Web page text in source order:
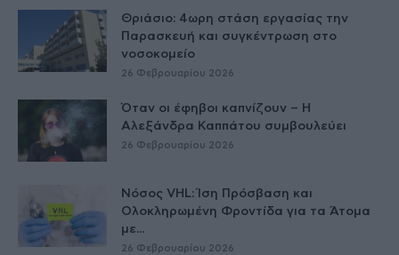
Θριάσιο: 4ωρη στάση εργασίας την
Παρασκευή και συγκέντρωση στο
νοσοκομείο
26 Φεβρουαρίου 2026
Όταν οι έφηβοι καπνίζουν – Η
Αλεξάνδρα Καππάτου συμβουλεύει
26 Φεβρουαρίου 2026
Νόσος VHL: Ίση Πρόσβαση και
Ολοκληρωμένη Φροντίδα για τα Άτομα
με...
26 Φεβρουαρίου 2026